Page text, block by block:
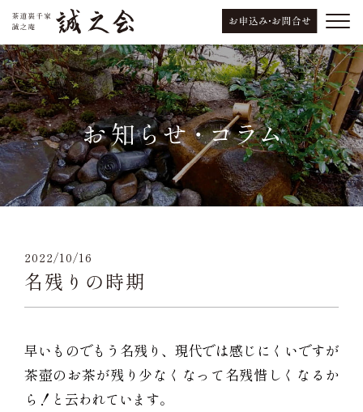
2022/10/16
名残りの時期
早いものでもう名残り、現代では感じにくいですが
茶壺のお茶が残り少なくなって名残惜しくなるか
ら！と云われています。